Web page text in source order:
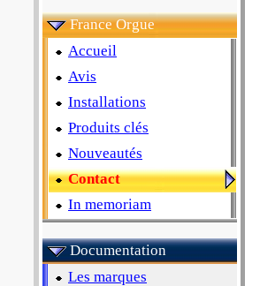
France Orgue
Accueil
Avis
Installations
Produits clés
Nouveautés
Contact
In memoriam
Documentation
Les marques